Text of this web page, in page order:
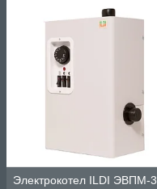
Электрокотел ILDI ЭВПМ-3